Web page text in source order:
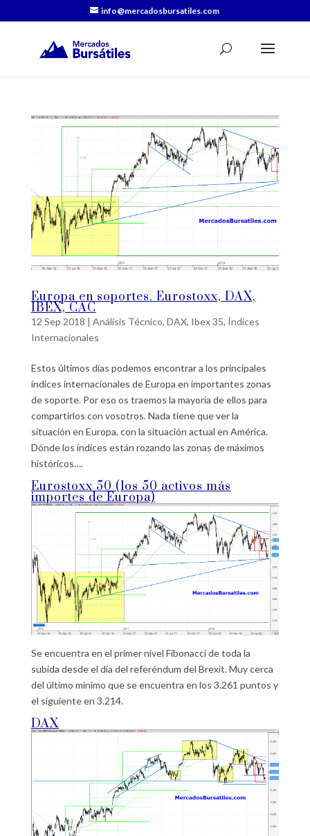
info@mercadosbursatiles.com
Europa en soportes. Eurostoxx, DAX,
IBEX, CAC
12 Sep 2018 | Análisis Técnico, DAX, Ibex 35, Índices
Internacionales
Estos últimos días podemos encontrar a los principales
índices internacionales de Europa en importantes zonas
de soporte. Por eso os traemos la mayoría de ellos para
compartirlos con vosotros. Nada tiene que ver la
situación en Europa, con la situación actual en América.
Dónde los índices están rozando las zonas de máximos
históricos….
Eurostoxx 50 (los 50 activos más
importes de Europa)
Se encuentra en el primer nivel Fibonacci de toda la
subida desde el día del referéndum del Brexit. Muy cerca
del último mínimo que se encuentra en los 3.261 puntos y
el siguiente en 3.214.
DAX